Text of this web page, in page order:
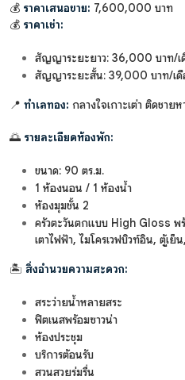
💰 ราคาเสนอขาย: 7,600,000 บาท
💰 ราคาเช่า:
สัญญาระยะยาว: 36,000 บาท/เ
สัญญาระยะสั้น: 39,000 บาท/เ
📍 ทำเลทอง: กลางใจเกาะเต่า ติดชายห
🌅 รายละเอียดห้องพัก:
ขนาด: 90 ตร.ม.
1 ห้องนอน / 1 ห้องน้ำ
ห้องมุมชั้น 2
ครัวตะวันตกแบบ High Gloss พ
เตาไฟฟ้า, ไมโครเวฟบิวท์อิน, ตู้เย็
🏝️ สิ่งอำนวยความสะดวก:
สระว่ายน้ำหลายสระ
ฟิตเนสพร้อมซาวน่า
ห้องประชุม
บริการต้อนรับ
สวนสวยร่มรื่น